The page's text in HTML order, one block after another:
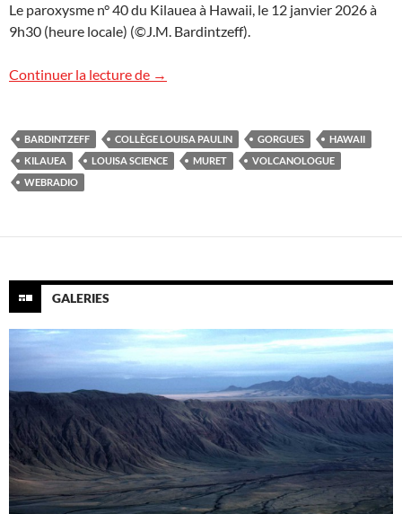
Le paroxysme n° 40 du Kilauea à Hawaii, le 12 janvier 2026 à
9h30 (heure locale) (©J.M. Bardintzeff).
Continuer la lecture de Podcast « Volcans » avec le collège
→
BARDINTZEFF COLLÈGE LOUISA PAULIN GORGUES
HAWAII
KILAUEA
LOUISA SCIENCE MURET
VOLCANOLOGUE
WEBRADIO
GALERIES